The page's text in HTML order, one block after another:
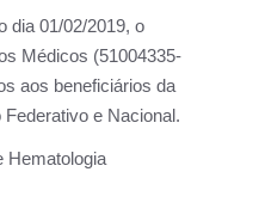
dia 01/02/2019, o
Médicos (51004335-
aos beneficiários da
e Nacional.
Hematologia